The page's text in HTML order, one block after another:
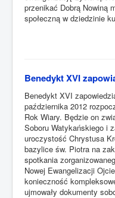
przenikać Dobrą Nowiną
społeczną w dziedzinie
Benedykt XVI
Benedykt XVI
października 2012
Rok Wiary. Będzie on
Soboru Watykańskiego i
uroczystość Chrystusa
bazylice św. Piotra na
spotkania
Nowej Ewangelizacji
konieczność
ujmowały dokumenty